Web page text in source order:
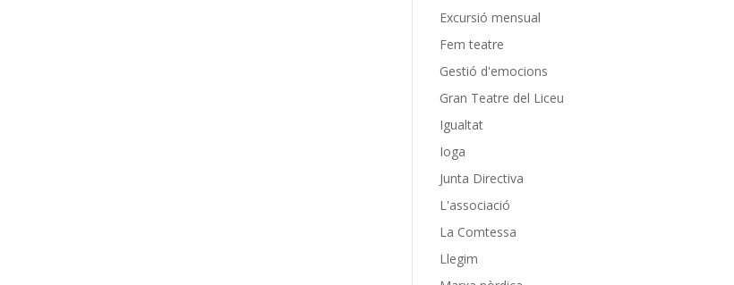
Excursió mensual
Fem teatre
Gestió d'emocions
Gran Teatre del Liceu
Igualtat
Ioga
Junta Directiva
L'associació
La Comtessa
Llegim